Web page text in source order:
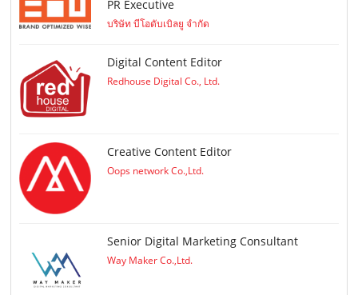
PR Executive
บริษัท บีโอดับเบิลยู จำกัด
Digital Content Editor
Redhouse Digital Co., Ltd.
Creative Content Editor
Oops network Co.,Ltd.
Senior Digital Marketing Consultant
Way Maker Co.,Ltd.